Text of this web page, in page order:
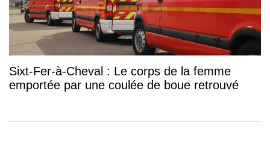
Sixt-Fer-à-Cheval : Le corps de la femme
emportée par une coulée de boue retrouvé